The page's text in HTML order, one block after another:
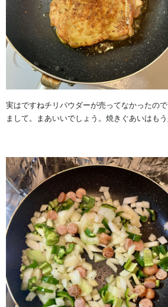
実はですねチリパウダーが売ってなかったの
まして。まあいいでしょう。焼きぐあいはもう